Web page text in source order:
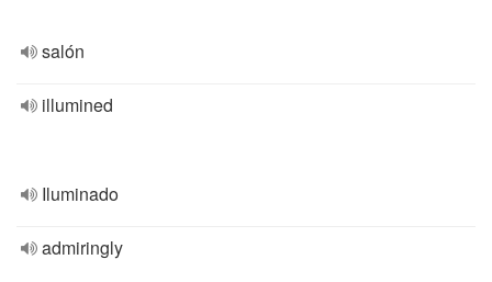
salón
illumined
Iluminado
admiringly